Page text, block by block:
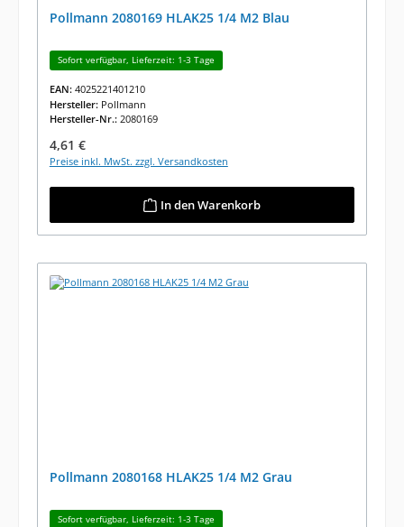
Pollmann 2080169 HLAK25 1/4 M2 Blau
Sofort verfügbar, Lieferzeit: 1-3 Tage
EAN: 4025221401210
Hersteller: Pollmann
Hersteller-Nr.: 2080169
Regulärer Preis:
4,61 €
Preise inkl. MwSt. zzgl. Versandkosten
In den Warenkorb
Pollmann 2080168 HLAK25 1/4 M2 Grau
Sofort verfügbar, Lieferzeit: 1-3 Tage